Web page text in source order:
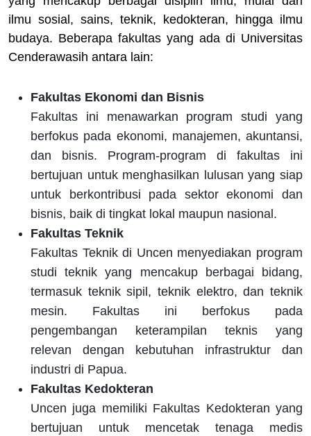
ilmu sosial, sains, teknik, kedokteran, hingga ilmu
budaya. Beberapa fakultas yang ada di Universitas
Cenderawasih antara lain:
Fakultas Ekonomi dan Bisnis
Fakultas ini menawarkan program studi yang
berfokus pada ekonomi, manajemen, akuntansi,
dan bisnis. Program-program di fakultas ini
bertujuan untuk menghasilkan lulusan yang siap
untuk berkontribusi pada sektor ekonomi dan
bisnis, baik di tingkat lokal maupun nasional.
Fakultas Teknik
Fakultas Teknik di Uncen menyediakan program
studi teknik yang mencakup berbagai bidang,
termasuk teknik sipil, teknik elektro, dan teknik
mesin. Fakultas ini berfokus pada
pengembangan keterampilan teknis yang
relevan dengan kebutuhan infrastruktur dan
industri di Papua.
Fakultas Kedokteran
Uncen juga memiliki Fakultas Kedokteran yang
bertujuan untuk mencetak tenaga medis